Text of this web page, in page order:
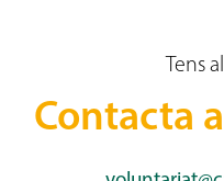
Tens
Contacta